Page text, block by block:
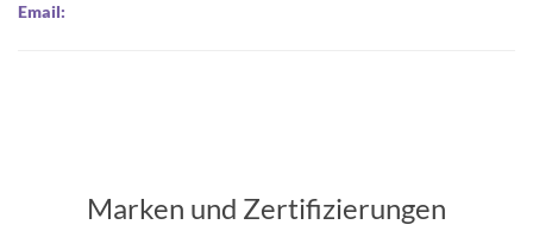
Email:
Marken und Zertifizierungen